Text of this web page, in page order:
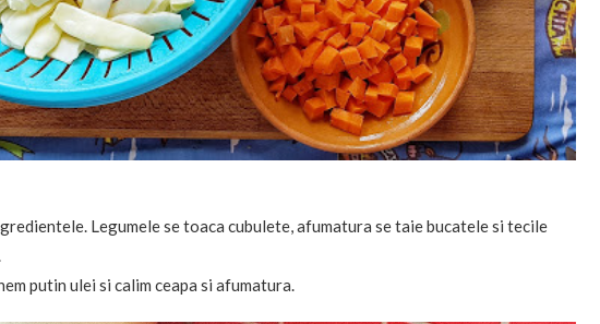
Legumele se toaca cubulete, afumatura se taie bucatele si tecile
putin ulei si calim ceapa si afumatura.